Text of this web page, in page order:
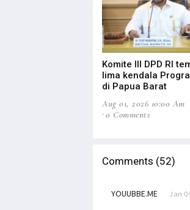
Komite III DPD RI
lima kendala
di Papua Barat
Aug 01, 2026 10:00 Am
0 Comments
Comments (52)
YOUUBBE.ME Jan